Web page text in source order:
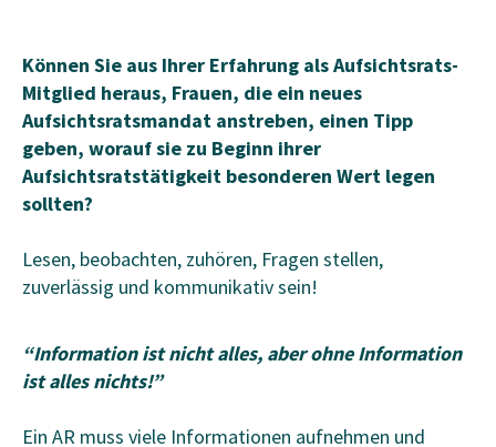
Können Sie aus Ihrer Erfahrung als Aufsichtsrats-
Mitglied heraus, Frauen, die ein neues
Aufsichtsratsmandat anstreben, einen Tipp
geben, worauf sie zu Beginn ihrer
Aufsichtsratstätigkeit besonderen Wert legen
sollten?
Lesen, beobachten, zuhören, Fragen stellen,
zuverlässig und kommunikativ sein!
“Information ist nicht alles, aber ohne Information
ist alles nichts!”
Ein AR muss viele Informationen aufnehmen und